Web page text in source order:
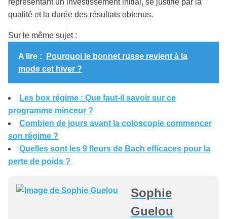
représentant un investissement initial, se justifie par la
qualité et la durée des résultats obtenus.
Sur le même sujet :
A lire :
Pourquoi le bonnet russe revient à la
mode cet hiver ?
Les box régime : Que faut-il savoir sur ce
programme minceur ?
Combien de jours avant la coloscopie commencer
son régime ?
Quelles sont les 9 fleurs de Bach efficaces pour la
perte de poids ?
Sophie
Guelou